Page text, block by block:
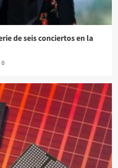
de seis conciertos en la
0